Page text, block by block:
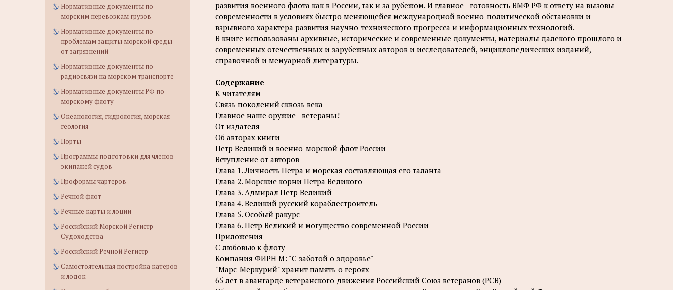
Нормативные документы по
морским перевозкам грузов
Нормативные документы по
проблемам защиты морской среды
от загрязнений
Нормативные документы по
радиосвязи на морском транспорте
Нормативные документы РФ по
морскому флоту
Океанология, гидрология, морская
геология
Порты
Программы подготовки для членов
экипажей судов
Проформы чартеров
Речной флот
Речные карты и лоции
Российский Морской Регистр
Судоходства
Российский Речной Регистр
Самостоятельная постройка катеров
и лодок
развития военного флота как в России, так и за рубежом. И главное - готовность ВМФ РФ к ответу на вызовы
современности в условиях быстро меняющейся международной военно-политической обстановки и
взрывного характера развития научно-технического прогресса и информационных технологий.
В книге использованы архивные, исторические и современные документы, материалы далекого прошлого и
современных отечественных и зарубежных авторов и исследователей, энциклопедических изданий,
справочной и мемуарной литературы.
Содержание
К читателям
Связь поколений сквозь века
Главное наше оружие - ветераны!
От издателя
Об авторах книги
Петр Великий и военно-морской флот России
Вступление от авторов
Глава 1. Личность Петра и морская составляющая его таланта
Глава 2. Морские корни Петра Великого
Глава 3. Адмирал Петр Великий
Глава 4. Великий русский кораблестроитель
Глава 5. Особый ракурс
Глава 6. Петр Великий и могущество современной России
Приложения
С любовью к флоту
Компания ФИРН М: "С заботой о здоровье"
"Марс-Меркурий" хранит память о героях
65 лет в авангарде ветеранского движения Российский Союз ветеранов (РСВ)